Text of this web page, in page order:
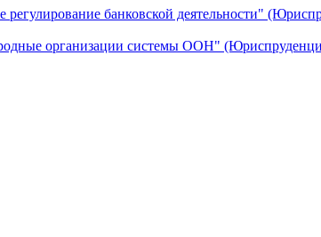
банковской деятельности"
организации системы ООН"